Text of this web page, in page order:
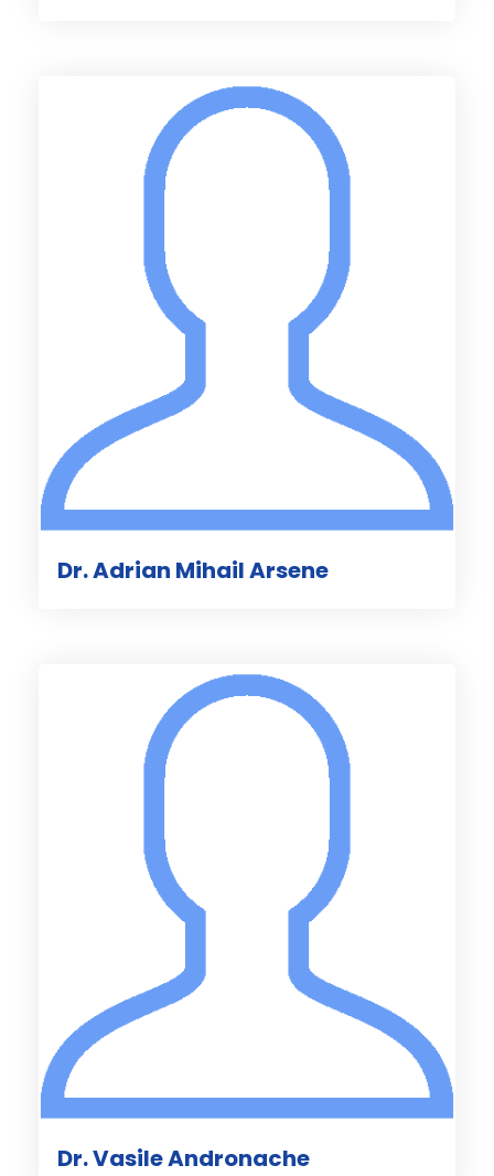
Dr. Adrian Mihail Arsene
Dr. Vasile Andronache